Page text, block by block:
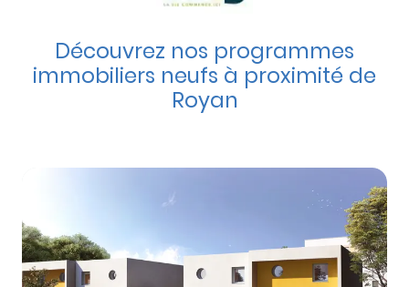
Découvrez nos programmes
immobiliers neufs à proximité de
Royan